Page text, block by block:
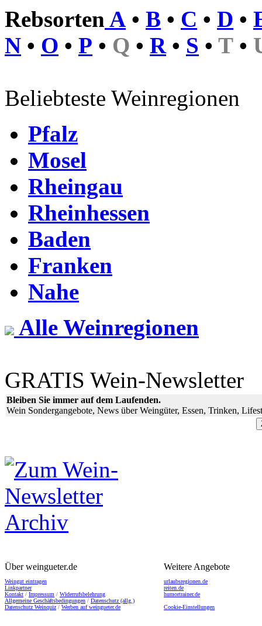
Rebsorten A • B • C • D •
N • O • P • Q • R • S • T •
Beliebteste Weinregionen
Pfalz
Mosel
Rheingau
Rheinhessen
Baden
Franken
Nahe
Alle Weinregionen
GRATIS Wein-Newsletter
Bleiben Sie immer auf dem Laufenden.
Wein Sondergangebote, News über Weingüter, Essen, Trinken,
Über weingueter.de
Weingut eintragen
Linkpartner
Kontakt / Impressum / Widerrufsbelehrung
Allgemeine Geschäftsbedingungen / Datenschutz (allg.)
Datenschutz Weinquiz / Werben auf weingueter.de
Weitere Angebote
urlaubsregionen.de
reiten.de
humortrainer.de
Cookie-Einstellungen